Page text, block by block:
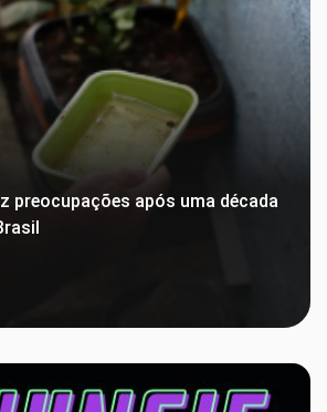
preocupações após uma década